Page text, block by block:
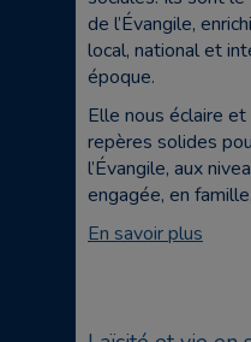
de l’Évangile,
local, national et
époque.
Elle nous éclaire
repères solides
l’Évangile, aux
engagée, en
En savoir plus